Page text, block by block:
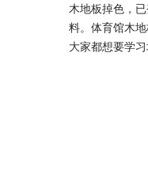
木地板掉色，
料。体育馆木
大家都想要学